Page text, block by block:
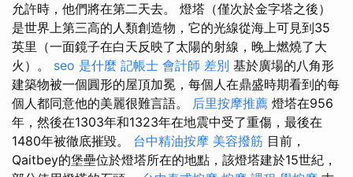
允許時，他們將在第二天去。 燈塔（僅次於金字塔之後）
是世界上第三高的人類創造物，它的光線從海上可見到35
英里（一面鏡子在白天反映了太陽的射線，晚上燃燒了大
火）。 seo 是什麼 記帳士 會計師 差別 基於廣場的八角形
建築物被一個圓形的屋頂加冕，每個人在鼎盛時期看到的每
個人都同意他的美麗很難言語。 后里按摩推薦 燈塔在956
年，然後在1303年和1323年在地震中受了重傷，最後在
1480年被徹底摧毀。 台中精油按摩 美容撥筋 目前，
Qaitbey的堡壘位於燈塔所在的地點，該燈塔建於15世紀，